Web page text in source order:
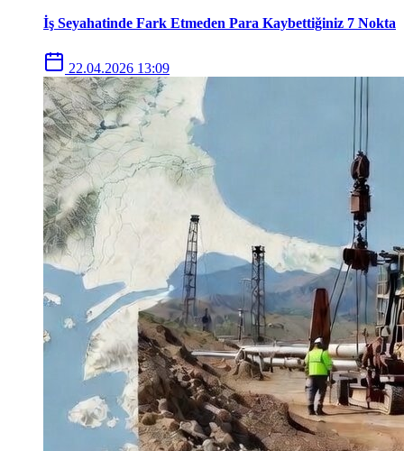
İş Seyahatinde Fark Etmeden Para Kaybettiğiniz 7 Nokta
22.04.2026 13:09